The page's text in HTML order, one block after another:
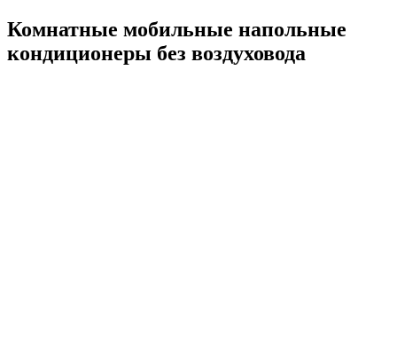
Комнатные мобильные напольные
кондиционеры без воздуховода